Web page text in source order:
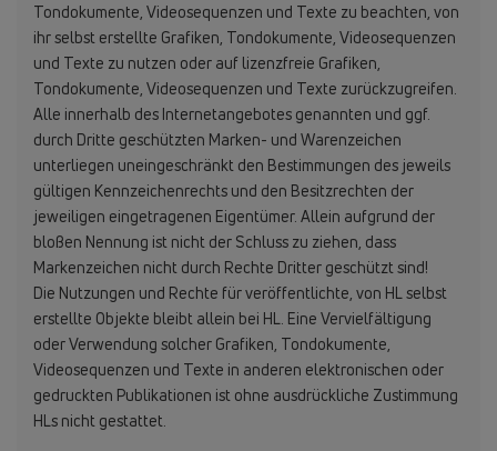
Tondokumente, Videosequenzen und Texte zu beachten, von
ihr selbst erstellte Grafiken, Tondokumente, Videosequenzen
und Texte zu nutzen oder auf lizenzfreie Grafiken,
Tondokumente, Videosequenzen und Texte zurückzugreifen.
Alle innerhalb des Internetangebotes genannten und ggf.
durch Dritte geschützten Marken- und Warenzeichen
unterliegen uneingeschränkt den Bestimmungen des jeweils
gültigen Kennzeichenrechts und den Besitzrechten der
jeweiligen eingetragenen Eigentümer. Allein aufgrund der
bloßen Nennung ist nicht der Schluss zu ziehen, dass
Markenzeichen nicht durch Rechte Dritter geschützt sind!
Die Nutzungen und Rechte für veröffentlichte, von HL selbst
erstellte Objekte bleibt allein bei HL. Eine Vervielfältigung
oder Verwendung solcher Grafiken, Tondokumente,
Videosequenzen und Texte in anderen elektronischen oder
gedruckten Publikationen ist ohne ausdrückliche Zustimmung
HLs nicht gestattet.